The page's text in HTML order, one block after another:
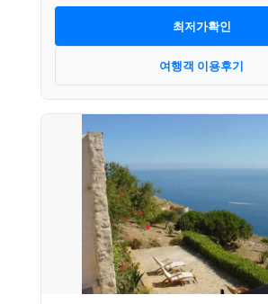
최저가확인
여행객 이용후기